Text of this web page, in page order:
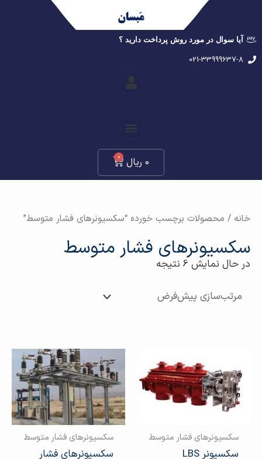
آیا سوال در مورد روش پرداخت دارید ؟
021-33999637-8
0 ریال 0
خانه / محصولات برچسب خورده “سکسیونرهای فشار متوسط”
سکسیونرهای فشار متوسط
در حال نمایش 6 نتیجه
سکسیونرهای فشار متوسط
سکسیونر LBS
سکسیونرهای فشار متوسط
سکسیونرهای فشار